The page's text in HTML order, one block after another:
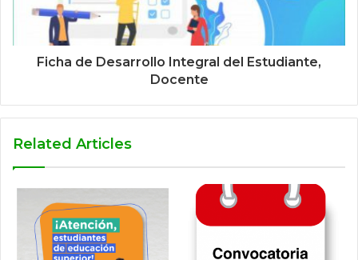
Ficha de Desarrollo Integral del Estudiante,
Docente
Related Articles